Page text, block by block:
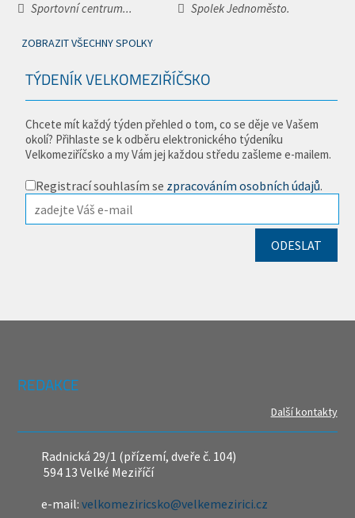
Sportovní centrum...
Spolek Jednoměsto.
ZOBRAZIT VŠECHNY SPOLKY
TÝDENÍK VELKOMEZIŘÍČSKO
Chcete mít každý týden přehled o tom, co se děje ve Vašem
okolí? Přihlaste se k odběru elektronického týdeníku
Velkomeziříčsko a my Vám jej každou středu zašleme e-mailem.
Registrací souhlasím se zpracováním osobních údajů.
REDAKCE
Další kontakty
Radnická 29/1 (přízemí, dveře č. 104)
594 13 Velké Meziříčí
e-mail:velkomeziricsko@velkemezirici.cz